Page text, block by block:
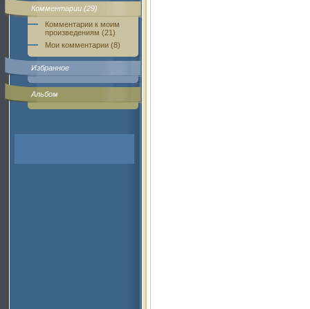
Комментарии (29)
Комментарии к моим
произведениям (21)
Мои комментарии (8)
Избранное
Альбом